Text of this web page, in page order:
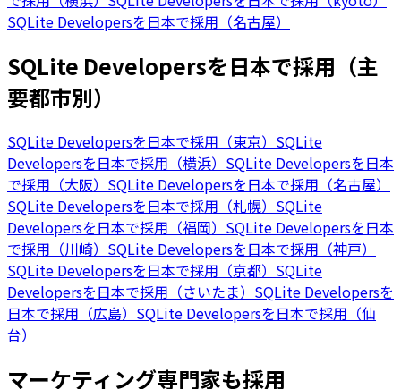
SQLite Developersを日本で採用（名古屋）
SQLite Developersを日本で採用（主
要都市別）
SQLite Developersを日本で採用（東京） SQLite
Developersを日本で採用（横浜） SQLite Developersを日本
で採用（大阪） SQLite Developersを日本で採用（名古屋）
SQLite Developersを日本で採用（札幌） SQLite
Developersを日本で採用（福岡） SQLite Developersを日本
で採用（川崎） SQLite Developersを日本で採用（神戸）
SQLite Developersを日本で採用（京都） SQLite
Developersを日本で採用（さいたま） SQLite Developersを
日本で採用（広島） SQLite Developersを日本で採用（仙
台）
マーケティング専門家も採用